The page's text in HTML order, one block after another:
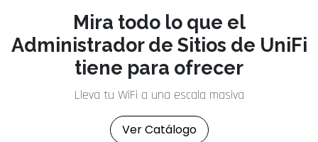
Mira todo lo que el
Administrador de Sitios de UniFi
tiene para ofrecer
Lleva tu WiFi a una escala masiva
Ver Catálogo